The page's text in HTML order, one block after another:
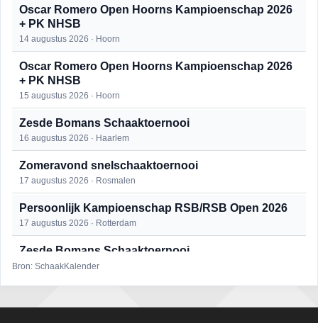
Oscar Romero Open Hoorns Kampioenschap 2026
+ PK NHSB
14 augustus 2026 · Hoorn
Oscar Romero Open Hoorns Kampioenschap 2026
+ PK NHSB
15 augustus 2026 · Hoorn
Zesde Bomans Schaaktoernooi
16 augustus 2026 · Haarlem
Zomeravond snelschaaktoernooi
17 augustus 2026 · Rosmalen
Persoonlijk Kampioenschap RSB/RSB Open 2026
17 augustus 2026 · Rotterdam
Zesde Bomans Schaaktoernooi
17 augustus 2026 · Haarlem
18 augustus 2026 · Rosmalen
Bron: SchaakKalender